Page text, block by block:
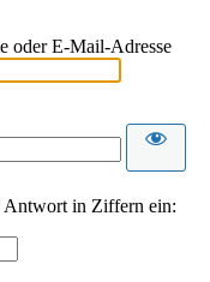
oder E-Mail-Adresse
Antwort in Ziffern ein: